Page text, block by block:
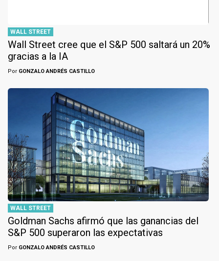
WALL STREET
Wall Street cree que el S&P 500 saltará un 20%
gracias a la IA
Por GONZALO ANDRÉS CASTILLO
WALL STREET
Goldman Sachs afirmó que las ganancias del
S&P 500 superaron las expectativas
Por GONZALO ANDRÉS CASTILLO